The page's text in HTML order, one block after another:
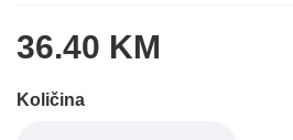
36.40 KM
Količina